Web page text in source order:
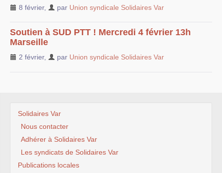
8 février, par Union syndicale Solidaires Var
Soutien à SUD PTT ! Mercredi 4 février 13h
Marseille
2 février, par Union syndicale Solidaires Var
Solidaires Var
Nous contacter
Adhérer à Solidaires Var
Les syndicats de Solidaires Var
Publications locales